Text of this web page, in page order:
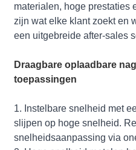
materialen, hoge prestaties
zijn wat elke klant zoekt en
een uitgebreide after-sales
Draagbare oplaadbare
toepassingen
1. Instelbare snelheid met
slijpen op hoge snelheid.
snelheidsaanpassing via